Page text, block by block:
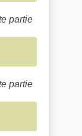
partie
partie